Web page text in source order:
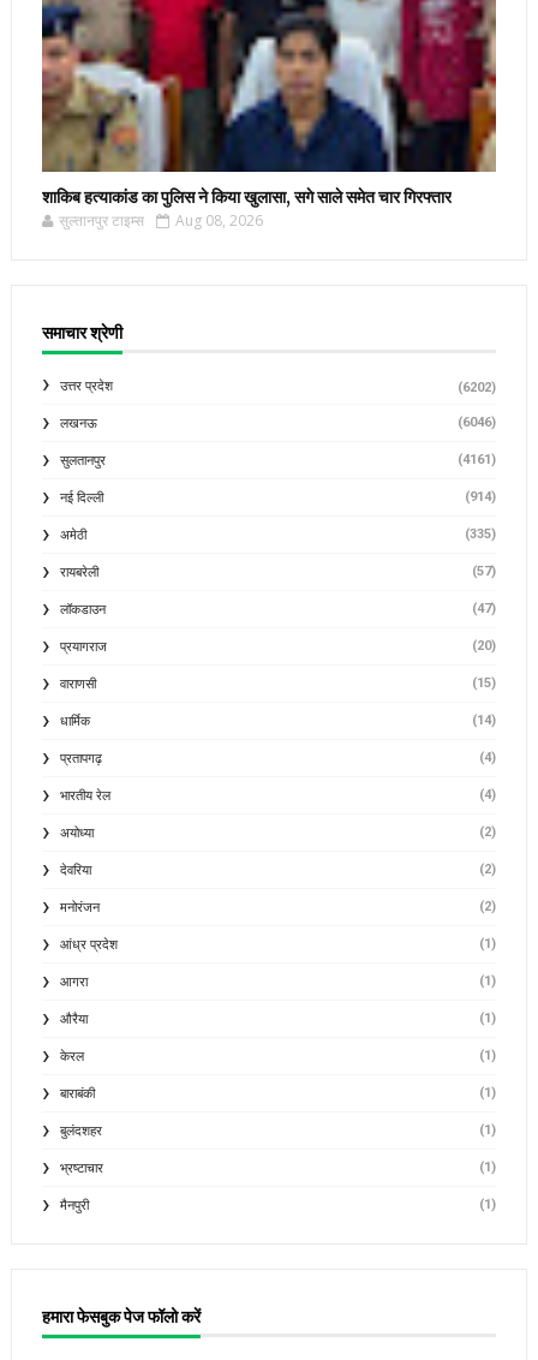
शाकिब हत्याकांड का पुलिस ने किया खुलासा, सगे साले समेत चार गिरफ्तार
सुल्तानपुर टाइम्स Aug 08, 2026
समाचार श्रेणी
उत्तर प्रदेश (6202)
लखनऊ (6046)
सुलतानपुर (4161)
नई दिल्ली (914)
अमेठी (335)
रायबरेली (57)
लॉकडाउन (47)
प्रयागराज (20)
वाराणसी (15)
धार्मिक (14)
प्रतापगढ़ (4)
भारतीय रेल (4)
अयोध्या (2)
देवरिया (2)
मनोरंजन (2)
आंध्र प्रदेश (1)
आगरा (1)
औरैया (1)
केरल (1)
बाराबंकी (1)
बुलंदशहर (1)
भ्रष्टाचार (1)
मैनपुरी (1)
हमारा फेसबुक पेज फॉलो करें